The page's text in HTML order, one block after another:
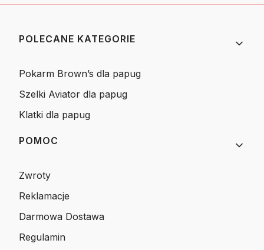
Linki w stopce
POLECANE KATEGORIE
Pokarm Brown’s dla papug
Szelki Aviator dla papug
Klatki dla papug
POMOC
Zwroty
Reklamacje
Darmowa Dostawa
Regulamin